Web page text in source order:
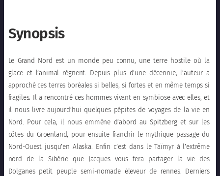
Synopsis
Le Grand Nord est un monde peu connu, une terre hostile où la
glace et l’animal règnent. Depuis plus d’une décennie, l’auteur a
approché ces terres boréales si belles, si fortes et en même temps si
fragiles. Il a rencontré ces hommes vivant en symbiose avec elles, et
il nous livre aujourd’hui quelques pépites de voyages de la vie en
Nord. Pour cela, il nous emmène d’abord au Spitzberg et sur les
côtes du Groenland, pour ensuite franchir le mythique passage du
Nord-Ouest jusqu’en Alaska. Enfin c’est dans le Taïmyr à l’extrême
nord de la Sibérie que Jacques vous fera partager la vie des
Dolganes petit peuple semi-nomade éleveur de rennes. Derniers